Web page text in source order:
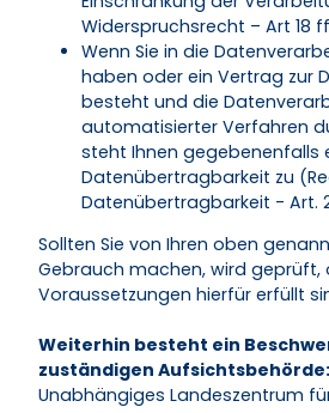
Widerspruchsrecht – Art 18
Wenn Sie in die
haben oder ein Vertrag zur
besteht und die
automatisierter Verfahren
steht Ihnen gegebenenfalls
Datenübertragbarkeit zu
Datenübertragbarkeit - Art.
Sollten Sie von Ihren oben
Gebrauch machen, wird geprüft,
Voraussetzungen hierfür erfüllt
Weiterhin besteht ein
zuständigen Aufsichtsbehörde:
Unabhängiges Landeszentrum